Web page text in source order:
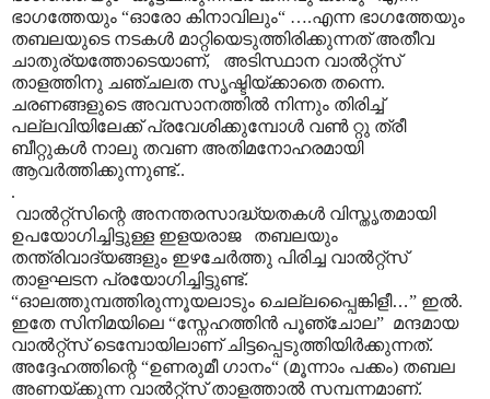
ഭാഗത്തേയും “ഓരോ കിനാവിലും“ ….എന്ന ഭാഗത്തേയും
തബലയുടെ നടകൾ മാറ്റിയെടുത്തിരിക്കുന്നത് അതീവ
ചാതുര്യത്തോടെയാണ്, അടിസ്ഥാന വാൽറ്റ്സ്
താളത്തിനു ചഞ്ചലത സൃഷ്ടിയ്ക്കാതെ തന്നെ.
ചരണങ്ങളുടെ അവസാനത്തിൽ നിന്നും തിരിച്ച്
പല്ലവിയിലേക്ക് പ്രവേശിക്കുമ്പോൾ വൺ റ്റു ത്രീ
ബീറ്റുകൾ നാലു തവണ അതിമനോഹരമായി
ആവർത്തിക്കുന്നുണ്ട്..
.
വാൽറ്റ്സിന്റെ അനന്തരസാദ്ധ്യതകൾ വിസ്തൃതമായി
ഉപയോഗിച്ചിട്ടുള്ള ഇളയരാജ തബലയും
തന്ത്രിവാദ്യങ്ങളും ഇഴചേർത്തു പിരിച്ച വാൽറ്റ്സ്
താളഘടന പ്രയോഗിച്ചിട്ടുണ്ട്.
“ഓലത്തുമ്പത്തിരുന്നൂയലാടും ചെല്ലപ്പൈങ്കിളീ…” ഇൽ.
ഇതേ സിനിമയിലെ “സ്നേഹത്തിൻ പൂഞ്ചോല” മന്ദമായ
വാൽറ്റ്സ് ടെമ്പോയിലാണ് ചിട്ടപ്പെടുത്തിയിർക്കുന്നത്.
അദ്ദേഹത്തിന്റെ “ഉണരുമീ ഗാനം“ (മൂന്നാം പക്കം) തബല
അണയ്ക്കുന്ന വാൽറ്റ്സ് താളത്താൽ സമ്പന്നമാണ്.